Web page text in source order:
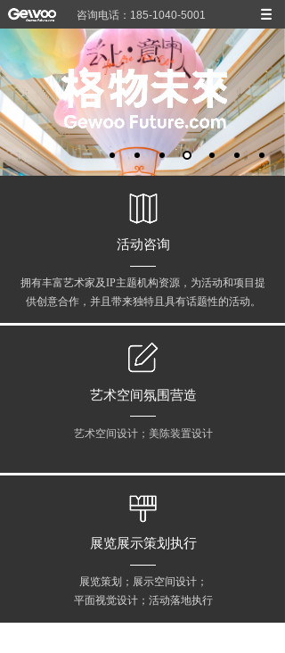
咨询电话：185-1040-5001
活动咨询
拥有丰富艺术家及IP主题机构资源，为活动和项目提
供创意合作，并且带来独特且具有话题性的活动。
艺术空间氛围营造
艺术空间设计；美陈装置设计
展览展示策划执行
展览策划；展示空间设计；
平面视觉设计；活动落地执行